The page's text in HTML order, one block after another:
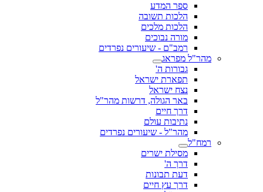
ספר המדע
הלכות תשובה
הלכות מלכים
מורה נבוכים
רמב"ם - שיעורים נפרדים
מהר"ל מפראג
גבורות ה'
תפארת ישראל
נצח ישראל
באר הגולה, דרשות מהר"ל
דרך חיים
נתיבות עולם
מהר"ל - שיעורים נפרדים
רמח"ל
מסילת ישרים
דרך ה'
דעת תבונות
דרך עץ חיים